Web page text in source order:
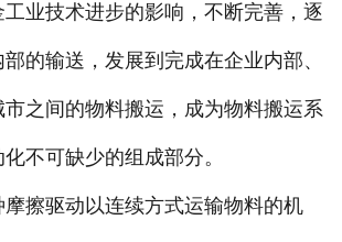
业技术进步的影响，不断完善，逐
的输送，发展到完成在企业内部、
之间的物料搬运，成为物料搬运系
不可缺少的组成部分。
擦驱动以连续方式运输物料的机